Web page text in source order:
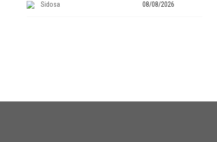
Sidosa 08/08/2026